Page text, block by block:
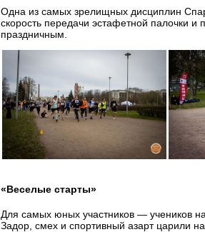
Одна из самых зрелищных дисциплин
скорость передачи эстафетной палочки
праздничным.
«Веселые старты»
Для самых юных участников — учеников
Задор, смех и спортивный азарт царили